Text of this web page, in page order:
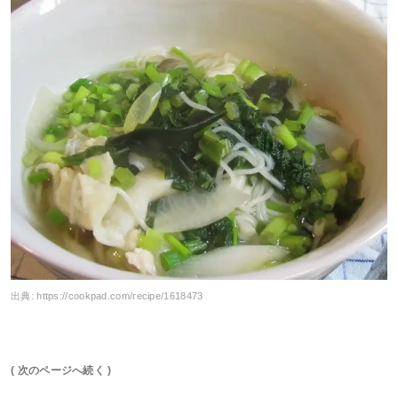
出典:https://cookpad.com/recipe/1618473
( 次のページへ続く )